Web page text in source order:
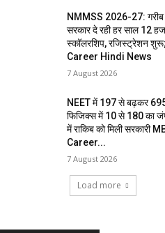
NMMSS 2026-27: गरीब
सरकार दे रही हर साल 12
स्कॉलरशिप, रजिस्ट्रेशन शुरू;
Career Hindi News
7 August 2026
NEET में 197 से बढ़कर
फिजिक्स में 10 से 180 का
में राकिब को मिली सरकारी
Career...
7 August 2026
Load more